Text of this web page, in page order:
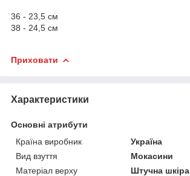
36 - 23,5 см
38 - 24,5 см
Приховати
Характеристики
Основні атрибути
Країна виробник
Україна
Вид взуття
Мокасини
Матеріал верху
Штучна шкіра